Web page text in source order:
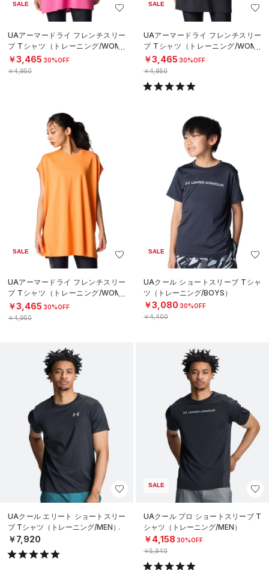
SALE
UAアーマードライ フレンチスリー
ブ Tシャツ（トレーニング/WOME
N）
￥3,465 30%OFF
￥4,950
SALE
UAアーマードライ フレンチスリー
ブ Tシャツ（トレーニング/WOME
N）
￥3,465 30%OFF
￥4,950
SALE
UAアーマードライ フレンチスリー
ブ Tシャツ（トレーニング/WOME
N）
￥3,465 30%OFF
￥4,950
SALE
UAクール ショートスリーブ Tシャ
ツ（トレーニング/BOYS）
￥3,080 30%OFF
￥4,400
UAクール エリート ショートスリー
ブ Tシャツ（トレーニング/MEN）
￥7,920
SALE
UAクール プロ ショートスリーブ T
シャツ（トレーニング/MEN）
￥4,158 30%OFF
￥5,940